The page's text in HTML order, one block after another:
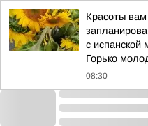
Красоты вам
с
Горько
08:30